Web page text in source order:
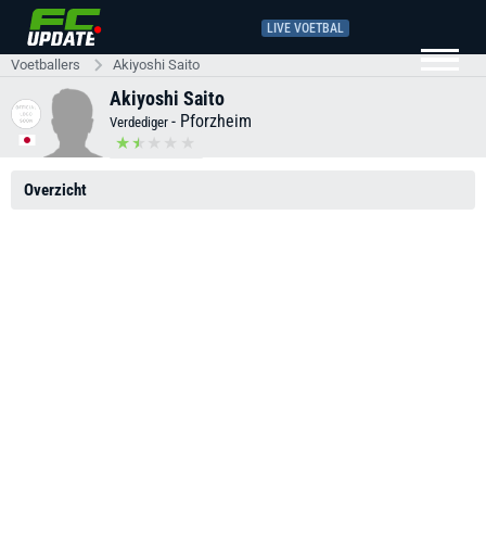
LIVE VOETBAL
Voetballers Akiyoshi Saito
Akiyoshi Saito
Verdediger - Pforzheim
Overzicht